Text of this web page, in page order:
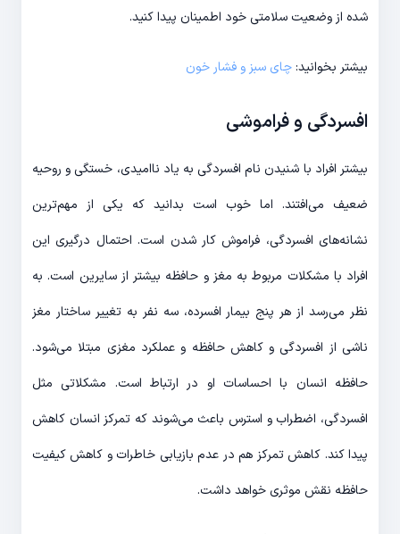
شده از وضعیت سلامتی خود اطمینان پیدا کنید.
بیشتر بخوانید:چای سبز و فشار خون
افسردگی و فراموشی
بیشتر افراد با شنیدن نام افسردگی به یاد ناامیدی، خستگی و روحیه
ضعیف می‌افتند. اما خوب است بدانید که یکی از مهم‌ترین
نشانه‌های افسردگی، فراموش کار شدن است. احتمال درگیری این
افراد با مشکلات مربوط به مغز و حافظه بیشتر از سایرین است. به
نظر می‌رسد از هر پنج بیمار افسرده، سه نفر به تغییر ساختار مغز
ناشی از افسردگی و کاهش حافظه و عملکرد مغزی مبتلا می‌شود.
حافظه انسان با احساسات او در ارتباط است. مشکلاتی مثل
افسردگی، اضطراب و استرس باعث می‌شوند که تمرکز انسان کاهش
پیدا کند. کاهش تمرکز هم در عدم بازیابی خاطرات و کاهش کیفیت
حافظه نقش موثری خواهد داشت.